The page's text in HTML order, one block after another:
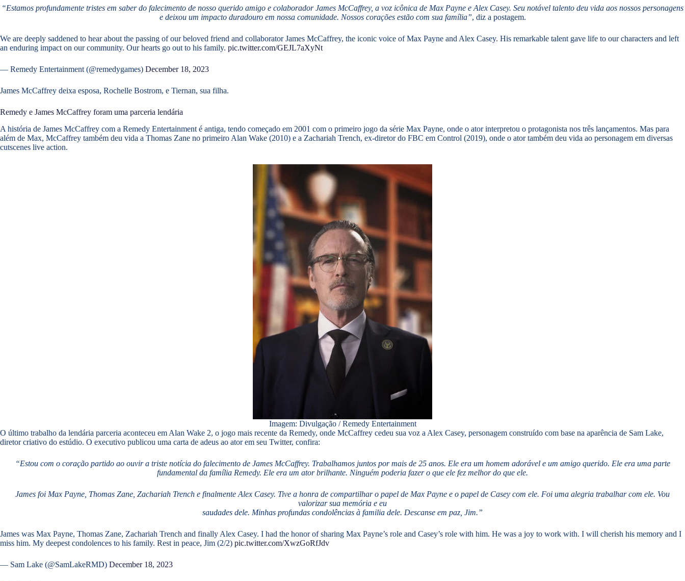
“Estamos profundamente tristes em saber do falecimento de nosso querido amigo e colaborador James McCaffrey, a voz icônica de Max Payne e Alex Casey. Seu notável talento deu vida aos nossos personagens
e deixou um impacto duradouro em nossa comunidade. Nossos corações estão com sua família”, diz a postagem.
We are deeply saddened to hear about the passing of our beloved friend and collaborator James McCaffrey, the iconic voice of Max Payne and Alex Casey. His remarkable talent gave life to our characters and left
an enduring impact on our community. Our hearts go out to his family. pic.twitter.com/GEJL7aXyNt
— Remedy Entertainment (@remedygames) December 18, 2023
James McCaffrey deixa esposa, Rochelle Bostrom, e Tiernan, sua filha.
Remedy e James McCaffrey foram uma parceria lendária
A história de James McCaffrey com a Remedy Entertainment é antiga, tendo começado em 2001 com o primeiro jogo da série Max Payne, onde o ator interpretou o protagonista nos três lançamentos. Mas para
além de Max, McCaffrey também deu vida a Thomas Zane no primeiro Alan Wake (2010) e a Zachariah Trench, ex-diretor do FBC em Control (2019), onde o ator também deu vida ao personagem em diversas
cutscenes live action.
Imagem: Divulgação / Remedy Entertainment
O último trabalho da lendária parceria aconteceu em Alan Wake 2, o jogo mais recente da Remedy, onde McCaffrey cedeu sua voz a Alex Casey, personagem construído com base na aparência de Sam Lake,
diretor criativo do estúdio. O executivo publicou uma carta de adeus ao ator em seu Twitter, confira:
“Estou com o coração partido ao ouvir a triste notícia do falecimento de James McCaffrey. Trabalhamos juntos por mais de 25 anos. Ele era um homem adorável e um amigo querido. Ele era uma parte
fundamental da família Remedy. Ele era um ator brilhante. Ninguém poderia fazer o que ele fez melhor do que ele.
James foi Max Payne, Thomas Zane, Zachariah Trench e finalmente Alex Casey. Tive a honra de compartilhar o papel de Max Payne e o papel de Casey com ele. Foi uma alegria trabalhar com ele. Vou
valorizar sua memória e eu
saudades dele. Minhas profundas condolências à familia dele. Descanse em paz, Jim.”
James was Max Payne, Thomas Zane, Zachariah Trench and finally Alex Casey. I had the honor of sharing Max Payne’s role and Casey’s role with him. He was a joy to work with. I will cherish his memory and I
miss him. My deepest condolences to his family. Rest in peace, Jim (2/2) pic.twitter.com/XwzGoRfJdv
— Sam Lake (@SamLakeRMD) December 18, 2023